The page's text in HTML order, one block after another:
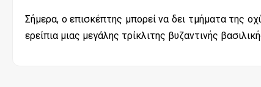
Σήμερα, ο επισκέπτης μπορεί να δει τμήματα της
ερείπια μιας μεγάλης τρίκλιτης βυζαντινής